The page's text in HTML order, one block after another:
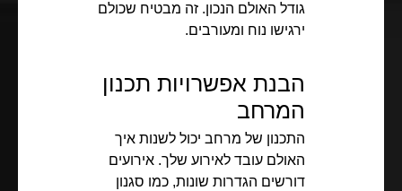
גודל האולם הנכון. זה מבטיח שכולם
ירגישו נוח ומעורבים.
הבנת אפשרויות תכנון
המרחב
התכנון של מרחב יכול לשנות איך
האולם עובד לאירוע שלך. אירועים
דורשים הגדרות שונות, כמו סגנון